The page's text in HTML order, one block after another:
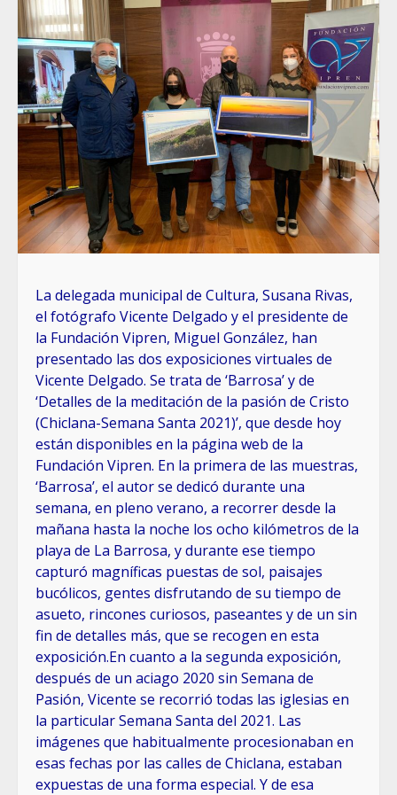
La delegada municipal de Cultura, Susana Rivas,
el fotógrafo Vicente Delgado y el presidente de
la Fundación Vipren, Miguel González, han
presentado las dos exposiciones virtuales de
Vicente Delgado. Se trata de ‘Barrosa’ y de
‘Detalles de la meditación de la pasión de Cristo
(Chiclana-Semana Santa 2021)’, que desde hoy
están disponibles en la página web de la
Fundación Vipren. En la primera de las muestras,
‘Barrosa’, el autor se dedicó durante una
semana, en pleno verano, a recorrer desde la
mañana hasta la noche los ocho kilómetros de la
playa de La Barrosa, y durante ese tiempo
capturó magníficas puestas de sol, paisajes
bucólicos, gentes disfrutando de su tiempo de
asueto, rincones curiosos, paseantes y de un sin
fin de detalles más, que se recogen en esta
exposición.En cuanto a la segunda exposición,
después de un aciago 2020 sin Semana de
Pasión, Vicente se recorrió todas las iglesias en
la particular Semana Santa del 2021. Las
imágenes que habitualmente procesionaban en
esas fechas por las calles de Chiclana, estaban
expuestas de una forma especial. Y de esa